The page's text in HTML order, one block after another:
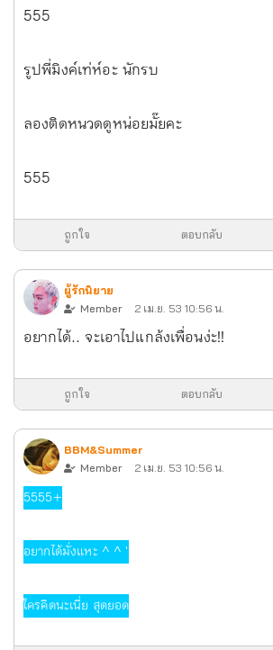
555
รูปพี่มิงค์เท่ห์อะ นักรบ
ลองติดหนวดดูหน่อยมั๊ยคะ
555
ถูกใจ ตอบกลับ
ผู้รักนิยาย
Member
2 เม.ย. 53 10:56 น.
อยากได้.. จะเอาไปแกล้งเพื่อนง่ะ!!
ถูกใจ ตอบกลับ
BBM&Summer
Member
2 เม.ย. 53 10:56 น.
5555+
อยากได้มั่งแหะ ^ ^ '
ใครคิดนะเนี่ย สุดยอด